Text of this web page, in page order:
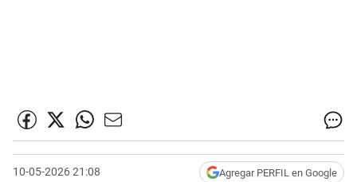
10-05-2026 21:08 Agregar PERFIL en Google